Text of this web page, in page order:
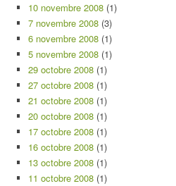
10 novembre 2008 (1)
7 novembre 2008 (3)
6 novembre 2008 (1)
5 novembre 2008 (1)
29 octobre 2008 (1)
27 octobre 2008 (1)
21 octobre 2008 (1)
20 octobre 2008 (1)
17 octobre 2008 (1)
16 octobre 2008 (1)
13 octobre 2008 (1)
11 octobre 2008 (1)